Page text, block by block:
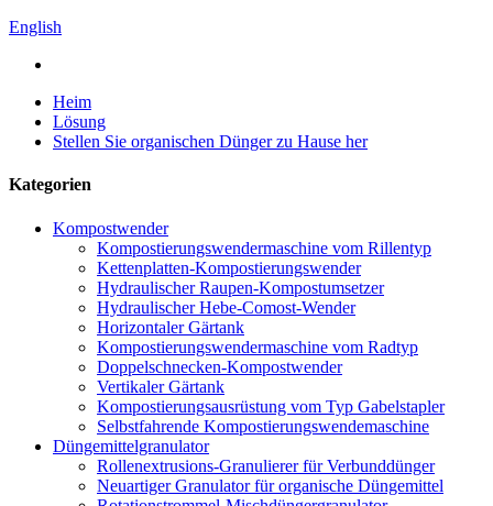
English
Heim
Lösung
Stellen Sie organischen Dünger zu Hause her
Kategorien
Kompostwender
Kompostierungswendermaschine vom Rillentyp
Kettenplatten-Kompostierungswender
Hydraulischer Raupen-Kompostumsetzer
Hydraulischer Hebe-Comost-Wender
Horizontaler Gärtank
Kompostierungswendermaschine vom Radtyp
Doppelschnecken-Kompostwender
Vertikaler Gärtank
Kompostierungsausrüstung vom Typ Gabelstapler
Selbstfahrende Kompostierungswendemaschine
Düngemittelgranulator
Rollenextrusions-Granulierer für Verbunddünger
Neuartiger Granulator für organische Düngemittel